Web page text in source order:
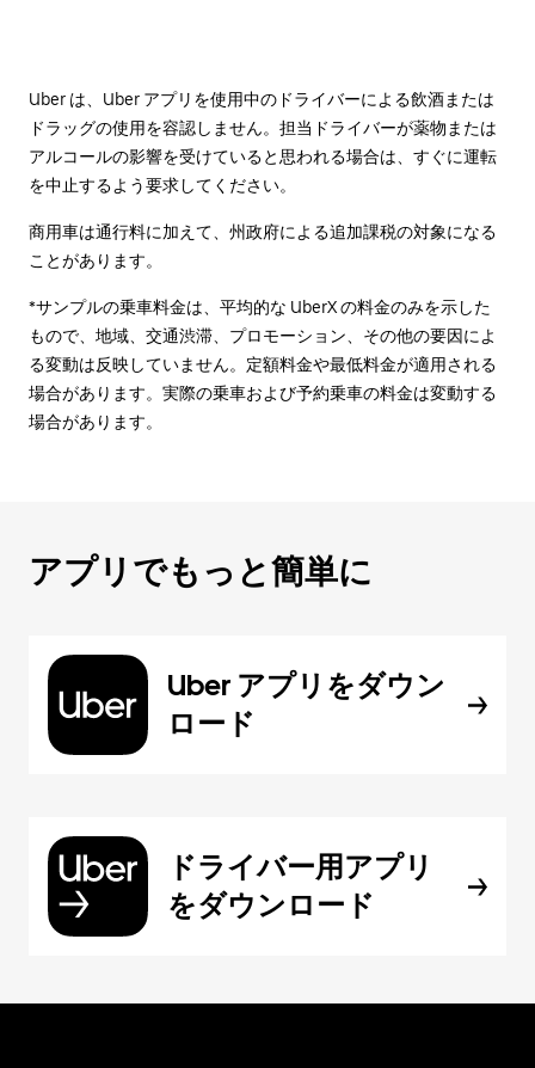
Uber は、Uber アプリを使用中のドライバーによる飲酒または
ドラッグの使用を容認しません。担当ドライバーが薬物または
アルコールの影響を受けていると思われる場合は、すぐに運転
を中止するよう要求してください。
商用車は通行料に加えて、州政府による追加課税の対象になる
ことがあります。
*サンプルの乗車料金は、平均的な UberX の料金のみを示した
もので、地域、交通渋滞、プロモーション、その他の要因によ
る変動は反映していません。定額料金や最低料金が適用される
場合があります。実際の乗車および予約乗車の料金は変動する
場合があります。
アプリでもっと簡単に
Uber アプリをダウン
ロード
ドライバー用アプリ
をダウンロード